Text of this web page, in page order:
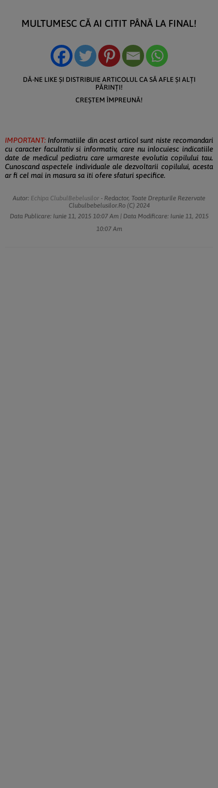
MULTUMESC CĂ AI CITIT PÂNĂ LA FINAL!
DĂ-NE LIKE ȘI DISTRIBUIE ARTICOLUL CA SĂ AFLE ȘI ALȚI
PĂRINȚI!
CREȘTEM ÎMPREUNĂ!
IMPORTANT: Informatiile din acest articol sunt niste recomandari
cu caracter facultativ si informativ, care nu inlocuiesc indicatiile
date de medicul pediatru care urmareste evolutia copilului tau.
Cunoscand aspectele individuale ale dezvoltarii copilului, acesta
ar fi cel mai in masura sa iti ofere sfaturi specifice.
Autor: Echipa ClubulBebelusilor - Redactor, Toate Drepturile Rezervate
Clubulbebelusilor.ro (c) 2024
Data Publicare: Iunie 11, 2015 10:07 Am | Data Modificare: Iunie 11, 2015
10:07 Am